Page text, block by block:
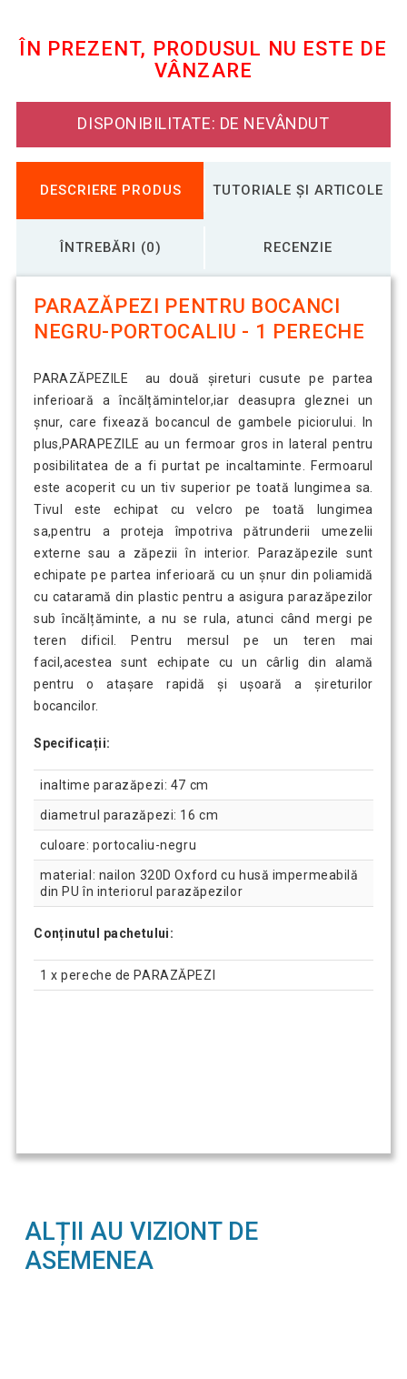
ÎN PREZENT, PRODUSUL NU ESTE DE
VÂNZARE
DISPONIBILITATE: DE NEVÂNDUT
DESCRIERE PRODUS TUTORIALE ȘI ARTICOLE
ÎNTREBĂRI (0) RECENZIE
PARAZĂPEZI PENTRU BOCANCI
NEGRU-PORTOCALIU - 1 PERECHE
PARAZĂPEZILE au două șireturi cusute pe partea
inferioară a încălțămintelor,iar deasupra gleznei un
șnur, care fixează bocancul de gambele piciorului. In
plus,PARAPEZILE au un fermoar gros in lateral pentru
posibilitatea de a fi purtat pe incaltaminte. Fermoarul
este acoperit cu un tiv superior pe toată lungimea sa.
Tivul este echipat cu velcro pe toată lungimea
sa,pentru a proteja împotriva pătrunderii umezelii
externe sau a zăpezii în interior. Parazăpezile sunt
echipate pe partea inferioară cu un șnur din poliamidă
cu cataramă din plastic pentru a asigura parazăpezilor
sub încălțăminte, a nu se rula, atunci când mergi pe
teren dificil. Pentru mersul pe un teren mai
facil,acestea sunt echipate cu un cârlig din alamă
pentru o atașare rapidă și ușoară a șireturilor
bocancilor.
Specificații:
inaltime parazăpezi: 47 cm
diametrul parazăpezi: 16 cm
culoare: portocaliu-negru
material: nailon 320D Oxford cu husă impermeabilă
din PU în interiorul parazăpezilor
Conținutul pachetului:
1 x pereche de PARAZĂPEZI
ALȚII AU VIZIONT DE
ASEMENEA